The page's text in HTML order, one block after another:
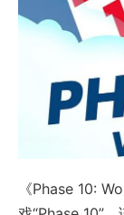
《Phase 10: